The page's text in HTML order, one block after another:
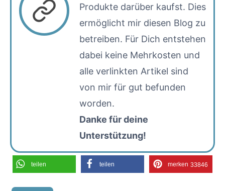
Produkte darüber kaufst. Dies
ermöglicht mir diesen Blog zu
betreiben. Für Dich entstehen
dabei keine Mehrkosten und
alle verlinkten Artikel sind
von mir für gut befunden
worden.
Danke für deine
Unterstützung!
teilen teilen merken 33846